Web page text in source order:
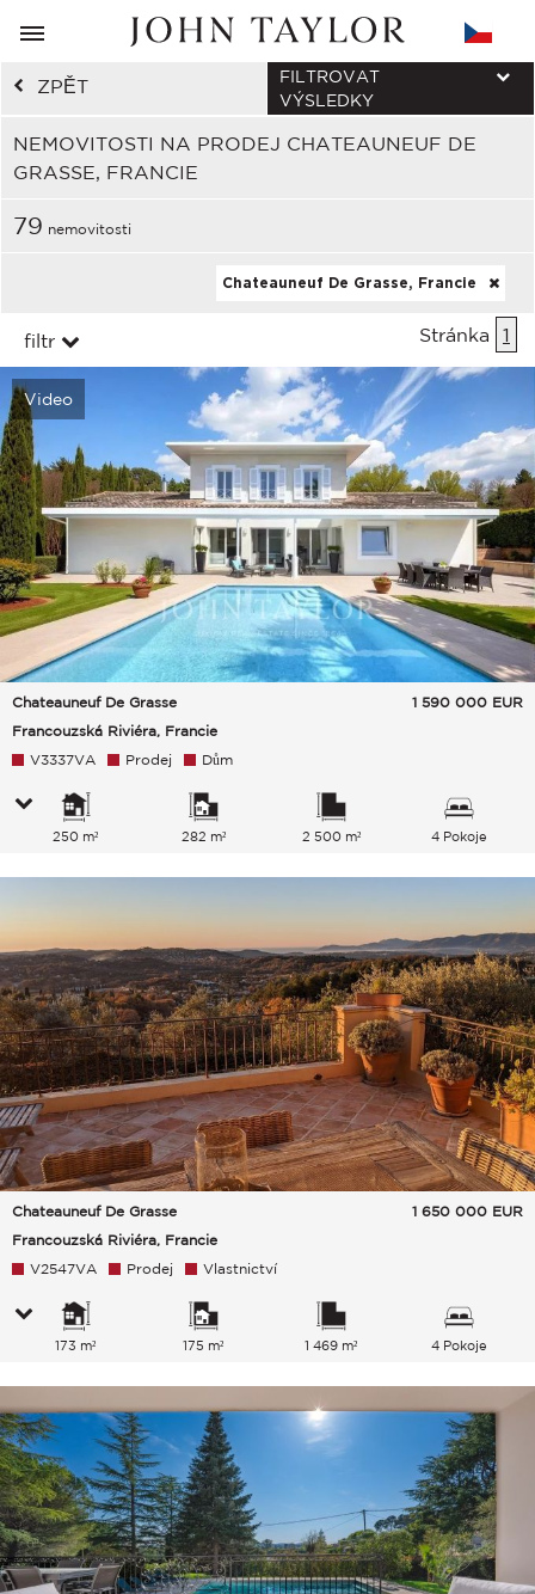
ZPĚT
NEMOVITOSTI NA PRODEJ CHATEAUNEUF DE
GRASSE, FRANCIE
FILTROVAT
VÝSLEDKY
79 nemovitosti
Chateauneuf De Grasse, Francie
filtr Stránka 1
Video
Chateauneuf De Grasse
Francouzská Riviéra, Francie
1 590 000 EUR
V3337VA Prodej Dům
250 m² 282 m² 2 500 m² 4 Pokoje
Chateauneuf De Grasse
Francouzská Riviéra, Francie
1 650 000 EUR
V2547VA Prodej Vlastnictví
173 m² 175 m² 1 469 m² 4 Pokoje